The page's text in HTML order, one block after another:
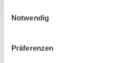
Notwendig
Präferenzen
Unsere Chronik -